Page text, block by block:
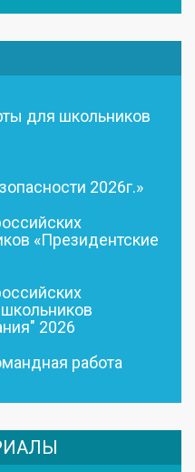
для школьников
2026г.»
«Президентские
2026
работа